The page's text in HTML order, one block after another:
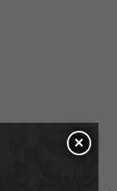
×